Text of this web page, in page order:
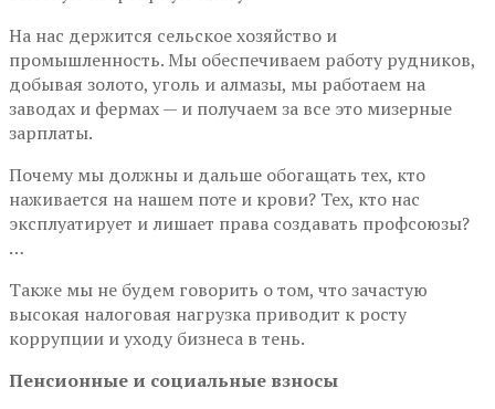
На нас держится сельское хозяйство и
промышленность. Мы обеспечиваем работу рудников,
добывая золото, уголь и алмазы, мы работаем на
заводах и фермах — и получаем за все это мизерные
зарплаты.
Почему мы должны и дальше обогащать тех, кто
наживается на нашем поте и крови? Тех, кто нас
эксплуатирует и лишает права создавать профсоюзы?
…
Также мы не будем говорить о том, что зачастую
высокая налоговая нагрузка приводит к росту
коррупции и уходу бизнеса в тень.
Пенсионные и социальные взносы